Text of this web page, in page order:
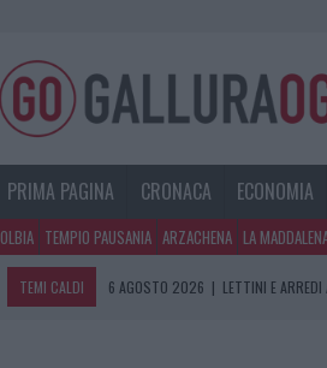
PRIMA PAGINA CRONACA ECONOMIA
OLBIA TEMPIO PAUSANIA ARZACHENA LA
TEMI CALDI 6 AGOSTO 2026 | LETTINI E